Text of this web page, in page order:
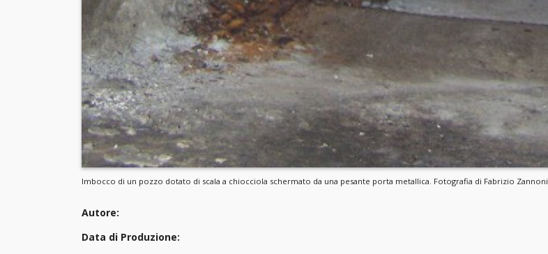
Imbocco di un pozzo dotato di scala a chiocciola schermato da una pesante porta metallica. Fotografia di Fabrizio Zannoni.
Autore:
Data di Produzione: